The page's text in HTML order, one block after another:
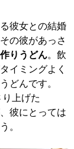
彼女との結婚
の彼があっさ
りうどん。飲
イミングよく
どんです。
り上げた
彼にとっては
。